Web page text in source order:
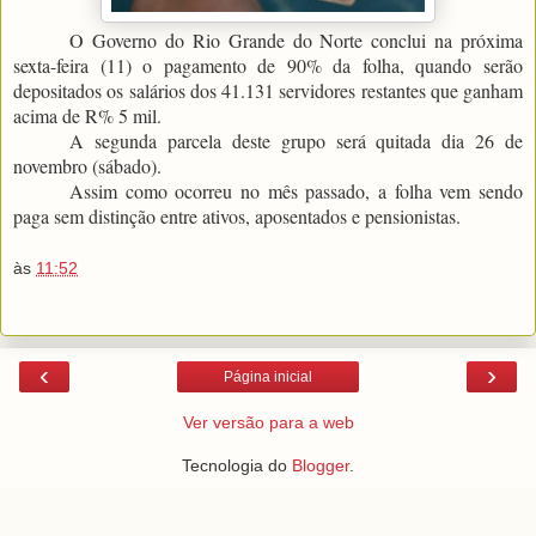
O Governo do Rio Grande do Norte conclui na próxima
sexta-feira (11) o pagamento de 90% da folha, quando serão
depositados os salários dos 41.131 servidores restantes que ganham
acima de R% 5 mil.
A segunda parcela deste grupo será quitada dia 26 de
novembro (sábado).
Assim como ocorreu no mês passado, a folha vem sendo
paga sem distinção entre ativos, aposentados e pensionistas.
às 11:52
‹ ›
Página inicial
Ver versão para a web
Tecnologia do Blogger.